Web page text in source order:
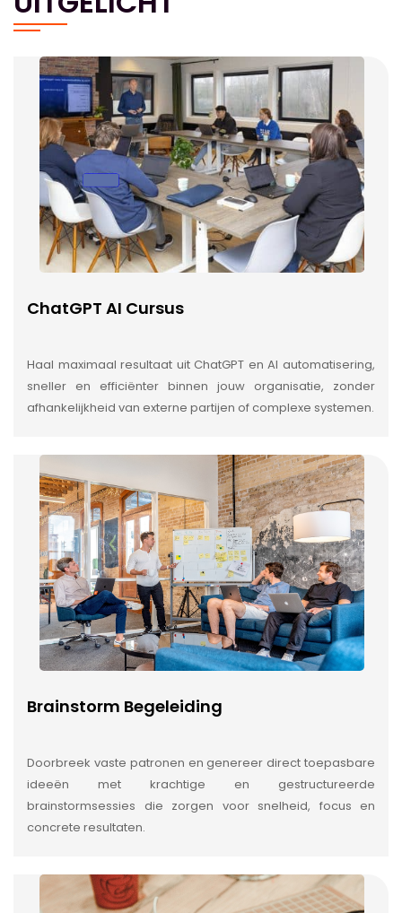
ChatGPT AI Cursus
Haal maximaal resultaat uit ChatGPT en AI automatisering,
sneller en efficiënter binnen jouw organisatie, zonder
afhankelijkheid van externe partijen of complexe systemen.
Brainstorm Begeleiding
Doorbreek vaste patronen en genereer direct toepasbare
ideeën met krachtige en gestructureerde
brainstormsessies die zorgen voor snelheid, focus en
concrete resultaten.